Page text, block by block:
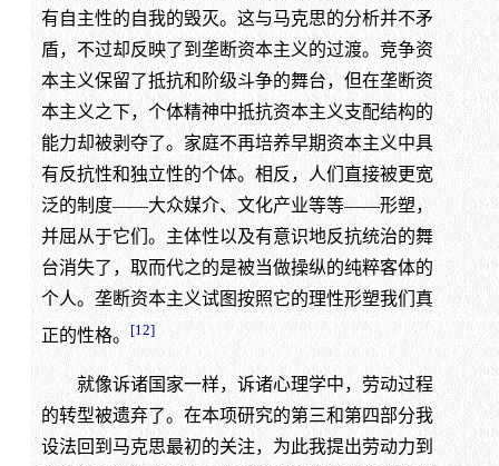
有自主性的自我的毁灭。这与马克思的分析并不矛
盾，不过却反映了到垄断资本主义的过渡。竞争资
本主义保留了抵抗和阶级斗争的舞台，但在垄断资
本主义之下，个体精神中抵抗资本主义支配结构的
能力却被剥夺了。家庭不再培养早期资本主义中具
有反抗性和独立性的个体。相反，人们直接被更宽
泛的制度——大众媒介、文化产业等等——形塑，
并屈从于它们。主体性以及有意识地反抗统治的舞
台消失了，取而代之的是被当做操纵的纯粹客体的
个人。垄断资本主义试图按照它的理性形塑我们真
正的性格。 [12]
就像诉诸国家一样，诉诸心理学中，劳动过程
的转型被遗弃了。在本项研究的第三和第四部分我
设法回到马克思最初的关注，为此我提出劳动力到